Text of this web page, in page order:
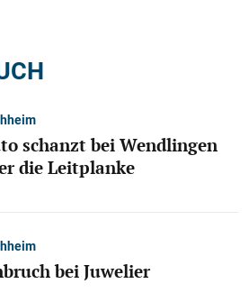
schanzt bei Wendlingen
die Leitplanke
bei Juwelier